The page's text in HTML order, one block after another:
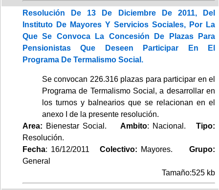
Resolución De 13 De Diciembre De 2011, Del
Instituto De Mayores Y Servicios Sociales, Por La
Que Se Convoca La Concesión De Plazas Para
Pensionistas Que Deseen Participar En El
Programa De Termalismo Social.
Se convocan 226.316 plazas para participar en el
Programa de Termalismo Social, a desarrollar en
los turnos y balnearios que se relacionan en el
anexo I de la presente resolución.
Area: Bienestar Social. Ambito: Nacional. Tipo:
Resolución.
Fecha: 16/12/2011 Colectivo: Mayores.
Grupo:
General
Tamaño:525 kb